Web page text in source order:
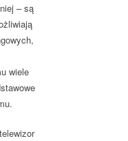
– są
wiele